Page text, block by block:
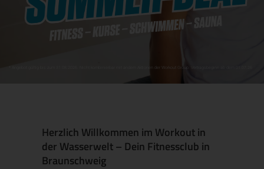
* Angebot gültig bis zum 31.08.2026. Nicht kombinierbar mit andern Aktionen der Workout Group. Vertragsbeginn ab dem 01.07.26
Herzlich Willkommen im Workout in
der Wasserwelt – Dein Fitnessclub in
Braunschweig